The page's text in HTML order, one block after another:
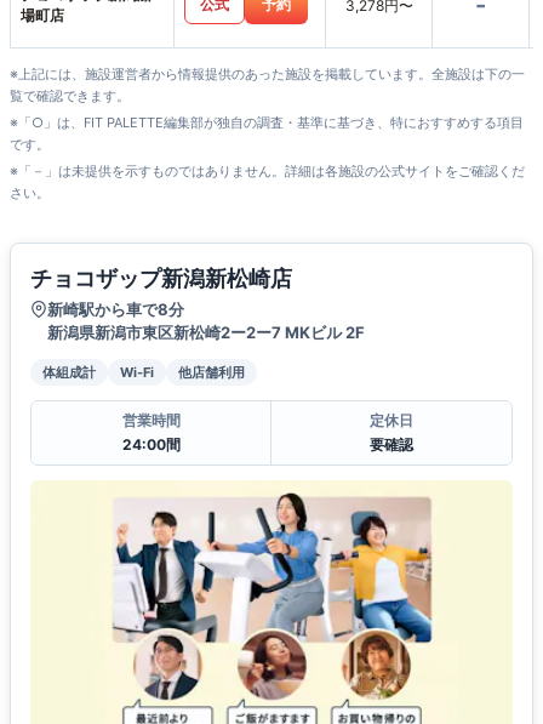
場町店
公式 予約 3,278円〜
※上記には、施設運営者から情報提供のあった施設を掲載しています。全施設は下の一
覧で確認できます。
※「○」は、FIT PALETTE編集部が独自の調査・基準に基づき、特におすすめする項目
です。
※「－」は未提供を示すものではありません。詳細は各施設の公式サイトをご確認くだ
さい。
チョコザップ新潟新松崎店
新崎駅から車で8分
新潟県新潟市東区新松崎2ー2ー7 MKビル 2F
体組成計 Wi-Fi 他店舗利用
営業時間
24:00間
定休日
要確認